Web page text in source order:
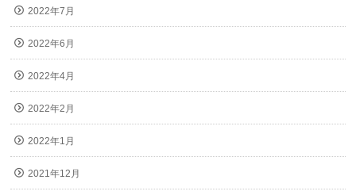
2022年7月
2022年6月
2022年4月
2022年2月
2022年1月
2021年12月